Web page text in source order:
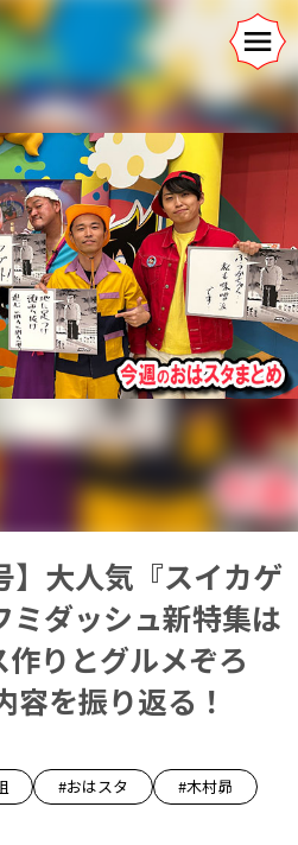
】大人気『スイカゲ
ミダッシュ新特集は
りとグルメぞろ
容を振り返る！
#おはスタ #木村昴